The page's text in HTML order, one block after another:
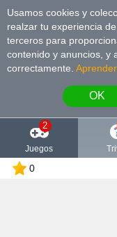
Usamos cookies y
realzar tu experiencia
terceros para
contenido y anuncios, y
correctamente.
OK
2
Juegos
0